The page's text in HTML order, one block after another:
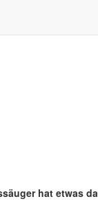
hat etwas